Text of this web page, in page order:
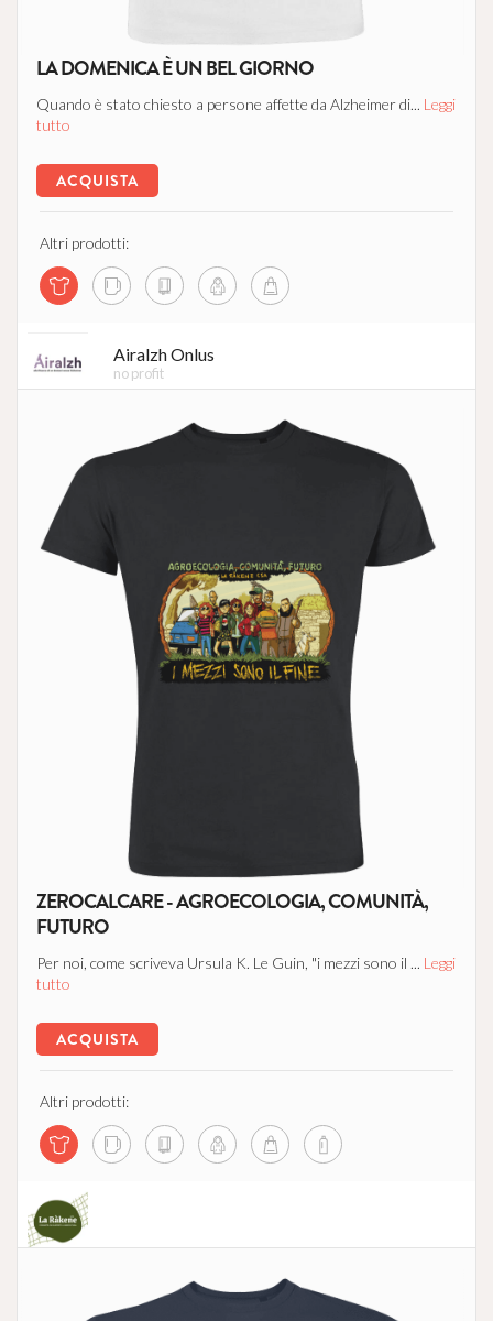
LA DOMENICA È UN BEL GIORNO
Quando è stato chiesto a persone affette da Alzheimer di... Leggi
tutto
ACQUISTA
Altri prodotti:
Airalzh Onlus
no profit
ZEROCALCARE - AGROECOLOGIA, COMUNITÀ,
FUTURO
Per noi, come scriveva Ursula K. Le Guin, "i mezzi sono il ... Leggi
tutto
ACQUISTA
Altri prodotti: